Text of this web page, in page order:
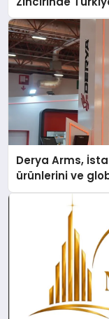
Derya Arms,
ürünlerini ve